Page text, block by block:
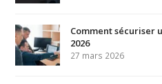
Comment sécuriser
2026
27 mars 2026